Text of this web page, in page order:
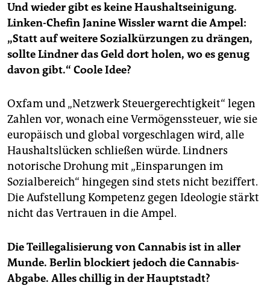
Und wieder gibt es keine Haushaltseinigung.
Linken-Chefin Janine Wissler warnt die Ampel:
„Statt auf weitere Sozialkürzungen zu drängen,
sollte Lindner das Geld dort holen, wo es genug
davon gibt.“ Coole Idee?
Oxfam und „Netzwerk Steuergerechtigkeit“ legen
Zahlen vor, wonach eine Vermögenssteuer, wie sie
europäisch und global vorgeschlagen wird, alle
Haushaltslücken schließen würde. Lindners
notorische Drohung mit „Einsparungen im
Sozialbereich“ hingegen sind stets nicht beziffert.
Die Aufstellung Kompetenz gegen Ideologie stärkt
nicht das Vertrauen in die Ampel.
Die Teillegalisierung von Cannabis ist in aller
Munde. Berlin blockiert jedoch die Cannabis-
Abgabe. Alles chillig in der Hauptstadt?